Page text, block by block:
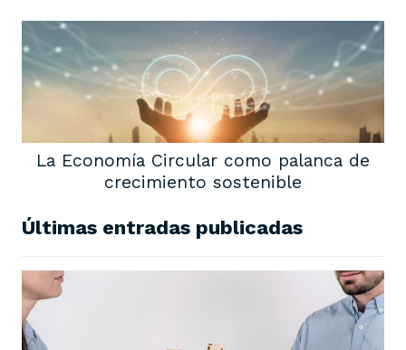
La Economía Circular como palanca de
crecimiento sostenible
Últimas entradas publicadas